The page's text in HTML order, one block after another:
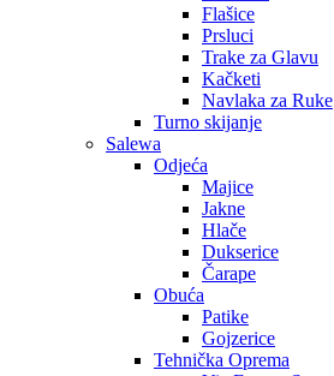
Flašice
Prsluci
Trake za Glavu
Kačketi
Navlaka za Ruke
Turno skijanje
Salewa
Odjeća
Majice
Jakne
Hlače
Dukserice
Čarape
Obuća
Patike
Gojzerice
Tehnička Oprema